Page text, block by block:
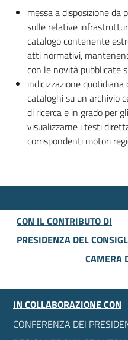
messa a disposizione da
sulle relative
catalogo contenente
atti normativi,
con le novità pubblicate
indicizzazione
cataloghi su un archivio
di ricerca e in grado per
visualizzarne i testi
corrispondenti motori
CON IL CONTRIBUTO DI
PRESIDENZA DEL
CAMERA
IN COLLABORAZIONE CON
CONFERENZA DEI